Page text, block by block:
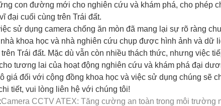
con đường mới cho nghiên cứu và khám phá, cho phép
đại cuối cùng trên Trái đất.
sử dụng camera chống ăn mòn đã mang lại sự rõ ràng
khoa học và nhà nghiên cứu chụp được hình ảnh và dữ
Trái đất. Mặc dù vẫn còn nhiều thách thức, nhưng việc
tương lai của hoạt động nghiên cứu và khám phá đại
giá đối với cộng đồng khoa học và việc sử dụng chúng sẽ
tiết, vui lòng liên hệ với chúng tôi!
Camera CCTV ATEX: Tăng cường an toàn trong môi trường